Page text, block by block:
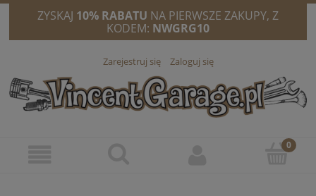
ZYSKAJ 10% RABATU NA PIERWSZE ZAKUPY, Z
KODEM: NWGRG10
Zarejestruj się Zaloguj się